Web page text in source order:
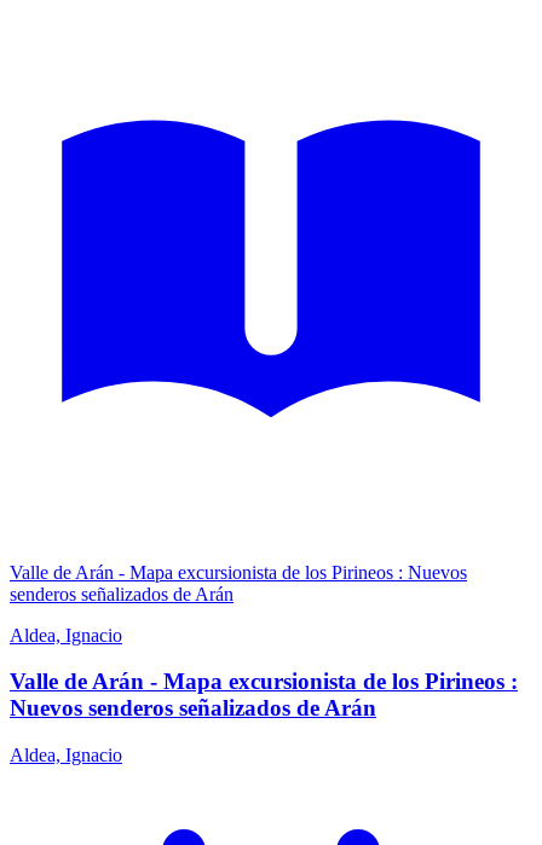
Valle de Arán - Mapa excursionista de los Pirineos : Nuevos
senderos señalizados de Arán
Aldea, Ignacio
Valle de Arán - Mapa excursionista de los Pirineos :
Nuevos senderos señalizados de Arán
Aldea, Ignacio